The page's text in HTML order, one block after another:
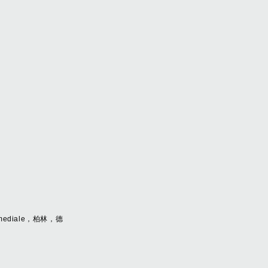
，柏林，德